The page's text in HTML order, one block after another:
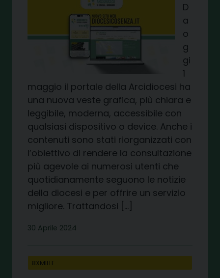
D
a
o
g
gi
1
maggio il portale della Arcidiocesi ha
una nuova veste grafica, più chiara e
leggibile, moderna, accessibile con
qualsiasi dispositivo o device. Anche i
contenuti sono stati riorganizzati con
l’obiettivo di rendere la consultazione
più agevole ai numerosi utenti che
quotidianamente seguono le notizie
della diocesi e per offrire un servizio
migliore. Trattandosi […]
30 Aprile 2024
8XMILLE